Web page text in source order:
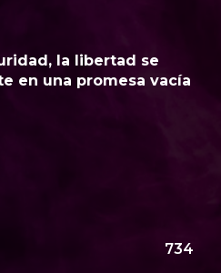
la libertad se
en una promesa vacía
734